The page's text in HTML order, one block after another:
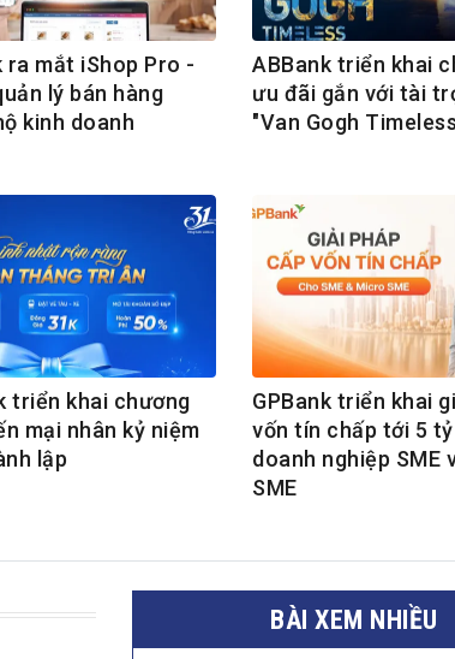
ra mắt iShop Pro -
lý bán hàng
kinh doanh
ABBank triển khai
ưu đãi gắn với tài
"Van Gogh
triển khai chương
mại nhân kỷ niệm
lập
GPBank triển khai
vốn tín chấp tới 5
doanh nghiệp SME
SME
BÀI XEM NHIỀU